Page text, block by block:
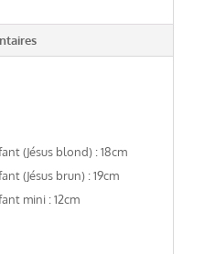
(Jésus blond) : 18cm
(Jésus brun) : 19cm
mini : 12cm